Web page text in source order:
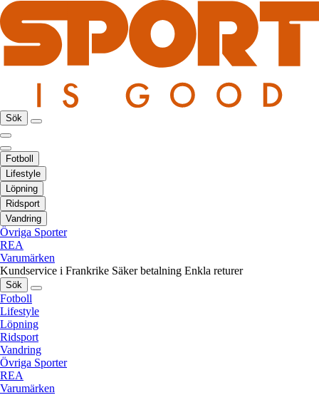
Sök
Fotboll
Lifestyle
Löpning
Ridsport
Vandring
Övriga Sporter
REA
Varumärken
Kundservice i Frankrike Säker betalning Enkla returer
Sök
Fotboll
Lifestyle
Löpning
Ridsport
Vandring
Övriga Sporter
REA
Varumärken